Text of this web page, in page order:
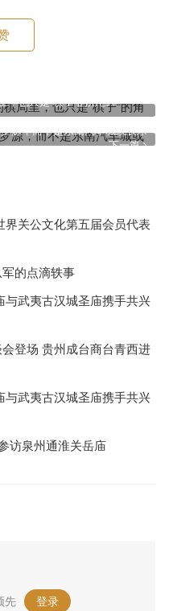
，也只是“棋子”的角色？
下一篇
源，而不是东南汽车城或长乐
界关公文化第五届会员代表
的点滴轶事
与武夷古汉城圣庙携手共兴
登场 贵州成台商台青西进
与武夷古汉城圣庙携手共兴
访泉州通淮关岳庙
先 登录 。